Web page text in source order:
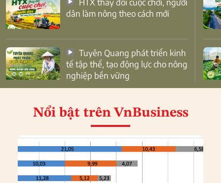
dân làm nông theo cách mới
tế tập thể, tạo động lực cho nông
nghiệp bền vững
Nổi bật trên VnBusiness